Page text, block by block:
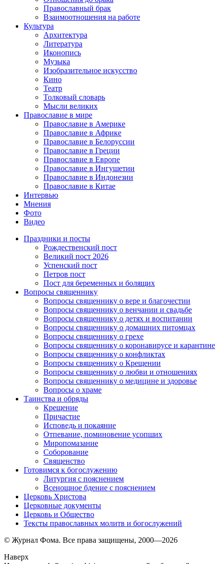
Православный брак
Взаимоотношения на работе
Культура
Архитектура
Литература
Иконопись
Музыка
Изобразительное искусство
Кино
Театр
Толковый словарь
Мысли великих
Православие в мире
Православие в Америке
Православие в Африке
Православие в Белоруссии
Православие в Греции
Православие в Европе
Православие в Ингушетии
Православие в Индонезии
Православие в Китае
Интервью
Мнения
Фото
Видео
Праздники и посты
Рождественский пост
Великий пост 2026
Успенский пост
Петров пост
Пост для беременных и болящих
Вопросы священнику
Вопросы священнику о вере и благочестии
Вопросы священнику о венчании и свадьбе
Вопросы священнику о детях и воспитании
Вопросы священнику о домашних питомцах
Вопросы священнику о грехе
Вопросы священнику о коронавирусе и карантине
Вопросы священнику о конфликтах
Вопросы священнику о Крещении
Вопросы священнику о любви и отношениях
Вопросы священнику о медицине и здоровье
Вопросы о храме
Таинства и обряды
Крещение
Причастие
Исповедь и покаяние
Отпевание, поминовение усопших
Миропомазание
Соборование
Священство
Готовимся к богослужению
Литургия с пояснением
Всенощное бдение с пояснением
Церковь Христова
Церковные документы
Церковь и Общество
Тексты православных молитв и богослужений
© Журнал Фома. Все права защищены, 2000—2026
Наверх